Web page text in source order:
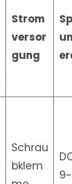
Strom
versor
gung
Schrau
bklem